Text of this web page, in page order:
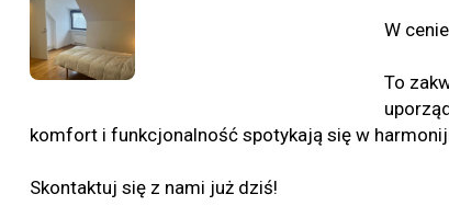
W
To
komfort i funkcjonalność spotykają się w
Skontaktuj się z nami już dziś!